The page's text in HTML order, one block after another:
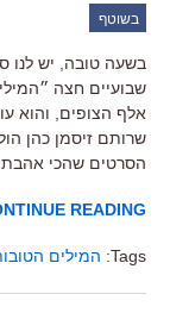
בשוטף
שבועיים חצה
שרותם זיסמן כהן
הסרטים שהכי אהבתי מיבול 2015. הסרט הזה
READING
Tags: המילים